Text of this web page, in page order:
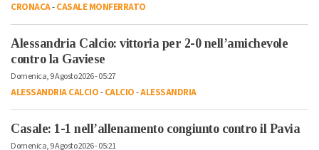
CRONACA-CASALE MONFERRATO
Alessandria Calcio: vittoria per 2-0 nell’amichevole
contro la Gaviese
Domenica, 9 Agosto 2026 - 05:27
ALESSANDRIA CALCIO-CALCIO-ALESSANDRIA
Casale: 1-1 nell’allenamento congiunto contro il Pavia
Domenica, 9 Agosto 2026 - 05:21